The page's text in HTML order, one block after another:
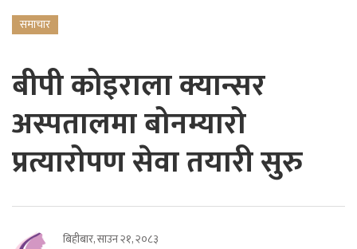
समाचार
बीपी कोइराला क्यान्सर
अस्पतालमा बोनम्यारो
प्रत्यारोपण सेवा तयारी सुरु
बिहीबार, साउन २१, २०८३